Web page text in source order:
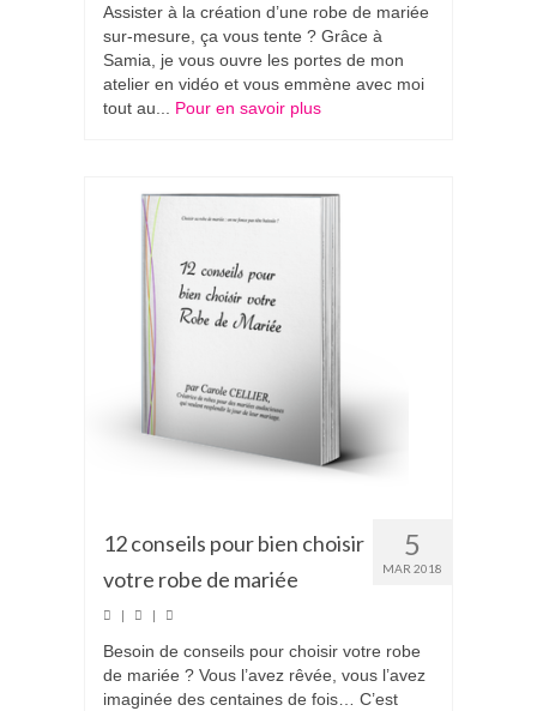
Assister à la création d’une robe de mariée
sur-mesure, ça vous tente ? Grâce à
Samia, je vous ouvre les portes de mon
atelier en vidéo et vous emmène avec moi
tout au... Pour en savoir plus
5
MAR 2018
12 conseils pour bien choisir
votre robe de mariée
Besoin de conseils pour choisir votre robe
de mariée ? Vous l’avez rêvée, vous l’avez
imaginée des centaines de fois… C’est